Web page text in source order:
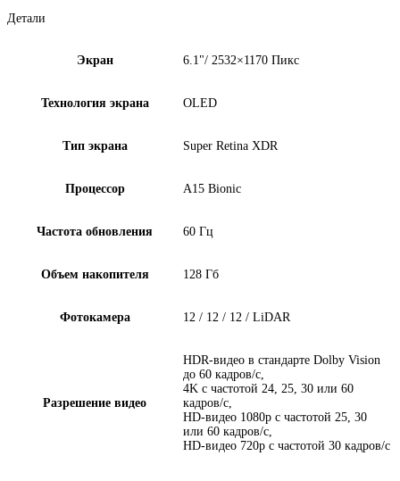
Детали
Экран 6.1"/ 2532×1170 Пикс
Технология экрана OLED
Тип экрана Super Retina XDR
Процессор A15 Bionic
Частота обновления 60 Гц
Объем накопителя 128 Гб
Фотокамера 12 / 12 / 12 / LiDAR
Разрешение видео
HDR‑видео в стандарте Dolby Vision
до 60 кадров/ с,
4K с частотой 24, 25, 30 или 60
кадров/ с,
HD-видео 1080p с частотой 25, 30
или 60 кадров/ с,
HD-видео 720p с частотой 30 кадров/ с